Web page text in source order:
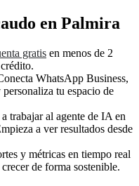
en Palmira
gratis en menos de 2
WhatsApp Business,
tu espacio de
trabajar al agente de IA en
a ver resultados desde
y métricas en tiempo real
de forma sostenible.